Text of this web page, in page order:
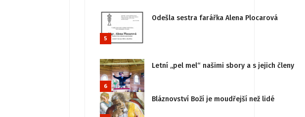
5
Odešla sestra farářka Alena Plocarová
6
Letní „pel mel“ našimi sbory a s jejich členy
Bláznovství Boží je moudřejší než lidé